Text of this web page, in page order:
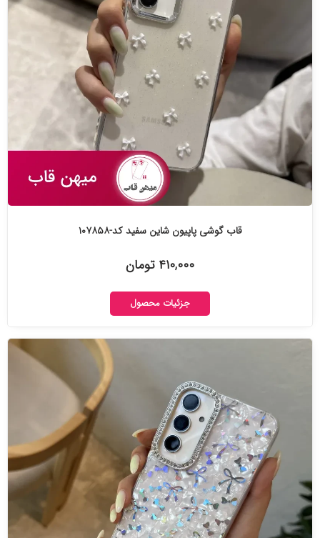
قاب گوشی پاپیون شاین سفید کد-۱۰۷۸۵۸
۴۱۰,۰۰۰ تومان
جزئیات محصول